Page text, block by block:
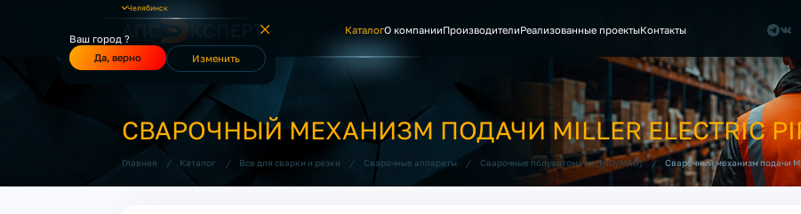
Челябинск
Ваш город ?
Да, верно
Изменить
КаталогО компанииПроизводителиРеализованные проектыКонтакты
СВАРОЧНЫЙ МЕХАНИЗМ ПОДАЧИ MILLER ELECTRIC
Главная / Каталог / Все для сварки и резки / Сварочные аппараты / Сварочные полуавтоматы (MIG/MAG) / Сварочный механизм подачи